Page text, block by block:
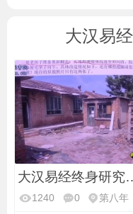
大汉易
大汉易
1240 0 第八年